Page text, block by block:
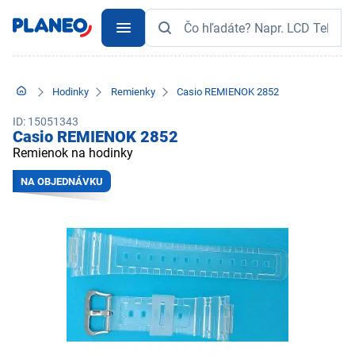
Hodinky Remienky Casio REMIENOK 2852
ID: 15051343
Casio REMIENOK 2852
Remienok na hodinky
NA OBJEDNÁVKU